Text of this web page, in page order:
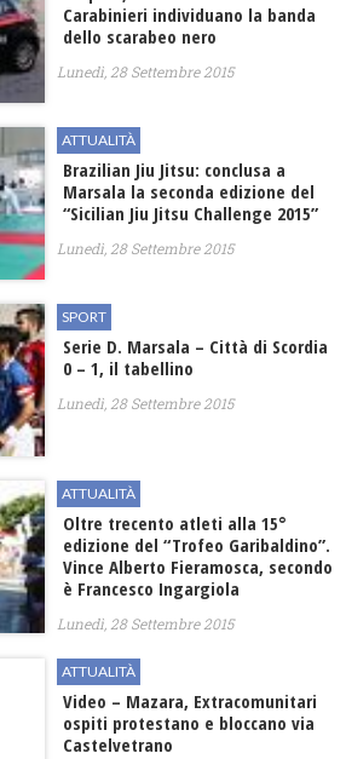
Carabinieri individuano la banda
dello scarabeo nero
Lunedì, 28 Settembre 2015
ATTUALITÀ
Brazilian Jiu Jitsu: conclusa a
Marsala la seconda edizione del
“Sicilian Jiu Jitsu Challenge 2015”
Lunedì, 28 Settembre 2015
SPORT
Serie D. Marsala – Città di Scordia
0 – 1, il tabellino
Lunedì, 28 Settembre 2015
ATTUALITÀ
Oltre trecento atleti alla 15°
edizione del “Trofeo Garibaldino”.
Vince Alberto Fieramosca, secondo
è Francesco Ingargiola
Lunedì, 28 Settembre 2015
ATTUALITÀ
Video – Mazara, Extracomunitari
ospiti protestano e bloccano via
Castelvetrano